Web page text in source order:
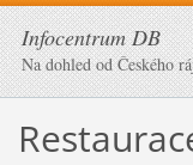
Infocentrum DB
Na dohled od Českého